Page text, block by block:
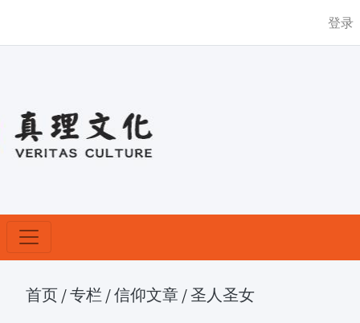
登录
首页 /专栏 /信仰文章 /圣人圣女